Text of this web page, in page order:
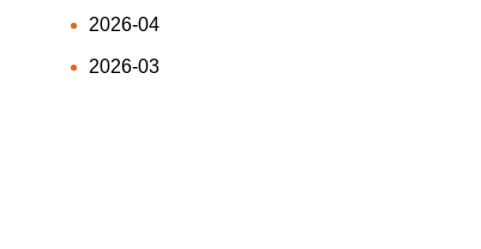
2026-04
2026-03